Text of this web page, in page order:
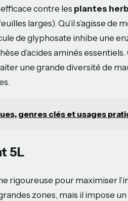
efficace contre les plantes
larges). Qu’il s’agisse de
de glyphosate inhibe une
d’acides aminés essentiels.
une grande diversité de
genres clés et usages
5L
rigoureuse pour maximiser
zones, mais il impose